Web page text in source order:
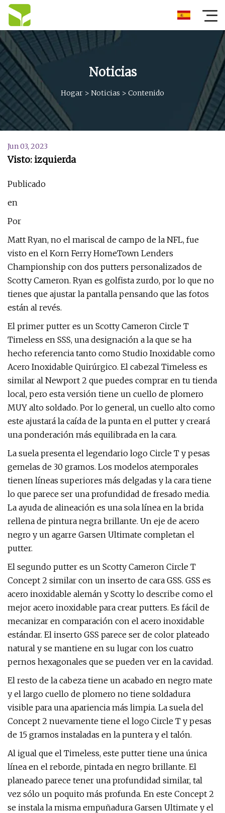
Noticias
Hogar > Noticias > Contenido
Jun 03, 2023
Visto: izquierda
Publicado
en
Por
Matt Ryan, no el mariscal de campo de la NFL, fue
visto en el Korn Ferry HomeTown Lenders
Championship con dos putters personalizados de
Scotty Cameron. Ryan es golfista zurdo, por lo que no
tienes que ajustar la pantalla pensando que las fotos
están al revés.
El primer putter es un Scotty Cameron Circle T
Timeless en SSS, una designación a la que se ha
hecho referencia tanto como Studio Inoxidable como
Acero Inoxidable Quirúrgico. El cabezal Timeless es
similar al Newport 2 que puedes comprar en tu tienda
local, pero esta versión tiene un cuello de plomero
MUY alto soldado. Por lo general, un cuello alto como
este ajustará la caída de la punta en el putter y creará
una ponderación más equilibrada en la cara.
La suela presenta el legendario logo Circle T y pesas
gemelas de 30 gramos. Los modelos atemporales
tienen líneas superiores más delgadas y la cara tiene
lo que parece ser una profundidad de fresado media.
La ayuda de alineación es una sola línea en la brida
rellena de pintura negra brillante. Un eje de acero
negro y un agarre Garsen Ultimate completan el
putter.
El segundo putter es un Scotty Cameron Circle T
Concept 2 similar con un inserto de cara GSS. GSS es
acero inoxidable alemán y Scotty lo describe como el
mejor acero inoxidable para crear putters. Es fácil de
mecanizar en comparación con el acero inoxidable
estándar. El inserto GSS parece ser de color plateado
natural y se mantiene en su lugar con los cuatro
pernos hexagonales que se pueden ver en la cavidad.
El resto de la cabeza tiene un acabado en negro mate
y el largo cuello de plomero no tiene soldadura
visible para una apariencia más limpia. La suela del
Concept 2 nuevamente tiene el logo Circle T y pesas
de 15 gramos instaladas en la puntera y el talón.
Al igual que el Timeless, este putter tiene una única
línea en el reborde, pintada en negro brillante. El
planeado parece tener una profundidad similar, tal
vez sólo un poquito más profunda. En este Concept 2
se instala la misma empuñadura Garsen Ultimate y el